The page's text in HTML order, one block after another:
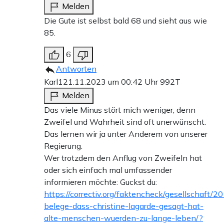
Melden
Die Gute ist selbst bald 68 und sieht aus wie
85.
6
Antworten
Karl121.11.2023 um 00:42 Uhr992T
Melden
Das viele Minus stört mich weniger, denn
Zweifel und Wahrheit sind oft unerwünscht.
Das lernen wir ja unter Anderem von unserer
Regierung.
Wer trotzdem den Anflug von Zweifeln hat
oder sich einfach mal umfassender
informieren möchte: Guckst du:
https://correctiv.org/faktencheck/gesellschaft/
belege-dass-christine-lagarde-gesagt-hat-
alte-menschen-wuerden-zu-lange-leben/?